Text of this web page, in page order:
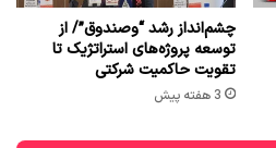
چشم‌انداز رشد “وصندوق”/ از
توسعه پروژه‌های استراتژیک تا
تقویت حاکمیت شرکتی
3 هفته پیش